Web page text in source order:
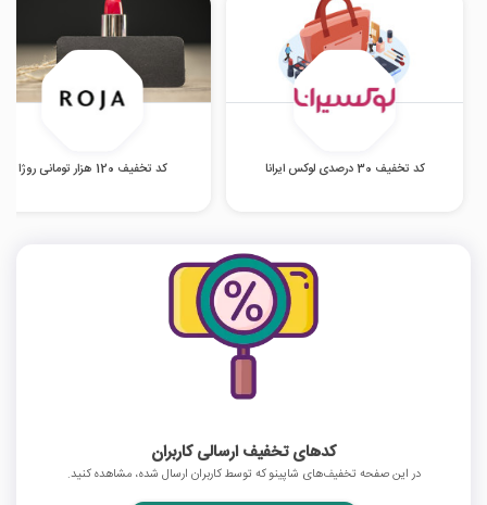
کد تخفیف 30 درصدی لوکس ایرانا کد تخفیف 120 هزار تومانی روژا
کدهای تخفیف ارسالی کاربران
در این صفحه تخفیف‌های شاپینو که توسط کاربران ارسال شده، مشاهده کنید.